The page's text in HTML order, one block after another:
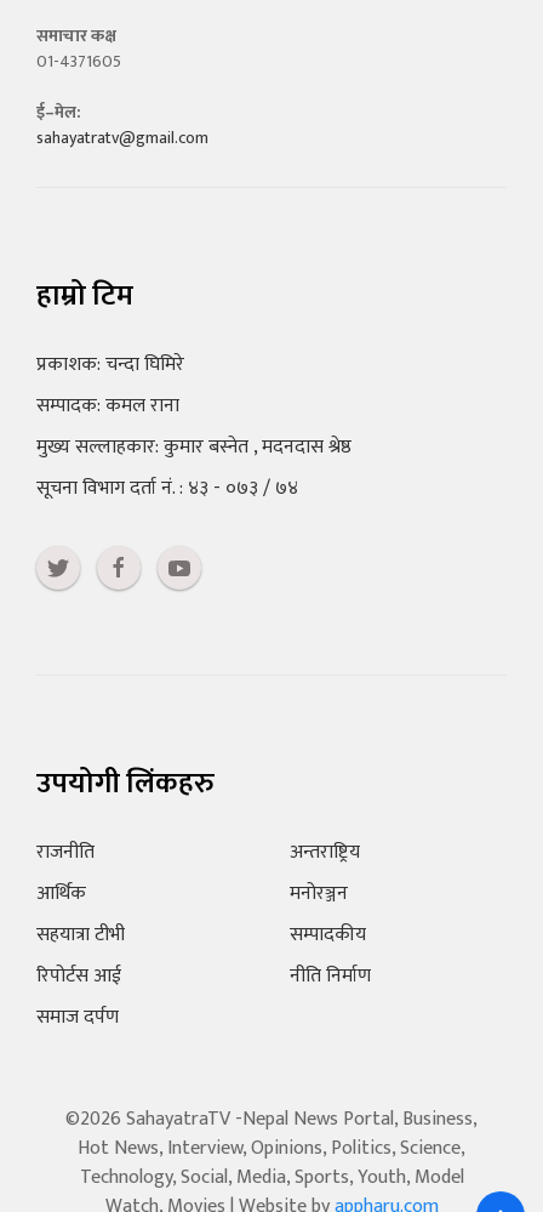
समाचार कक्ष
01-4371605
ई–मेल:
sahayatratv@gmail.com
हाम्रो टिम
प्रकाशक: चन्दा घिमिरे
सम्पादक: कमल राना
मुख्य सल्लाहकार: कुमार बस्नेत , मदनदास श्रेष्ठ
सूचना विभाग दर्ता नं. : ४३ - ०७३ / ७४
उपयोगी लिंकहरु
राजनीति
आर्थिक
सहयात्रा टीभी
रिपोर्टस आई
समाज दर्पण
अन्तराष्ट्रिय
मनोरञ्जन
सम्पादकीय
नीति निर्माण
©2026 SahayatraTV -Nepal News Portal, Business,
Hot News, Interview, Opinions, Politics, Science,
Technology, Social, Media, Sports, Youth, Model